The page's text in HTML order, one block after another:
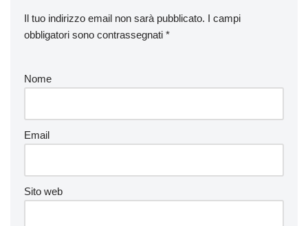
Il tuo indirizzo email non sarà pubblicato. I campi
obbligatori sono contrassegnati *
Nome
Email
Sito web